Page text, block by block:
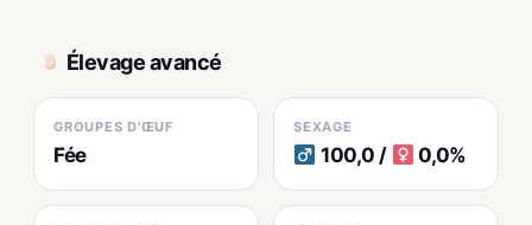
Élevage avancé
GROUPES D'ŒUF
Fée
SEXAGE
100,0 / 0,0%